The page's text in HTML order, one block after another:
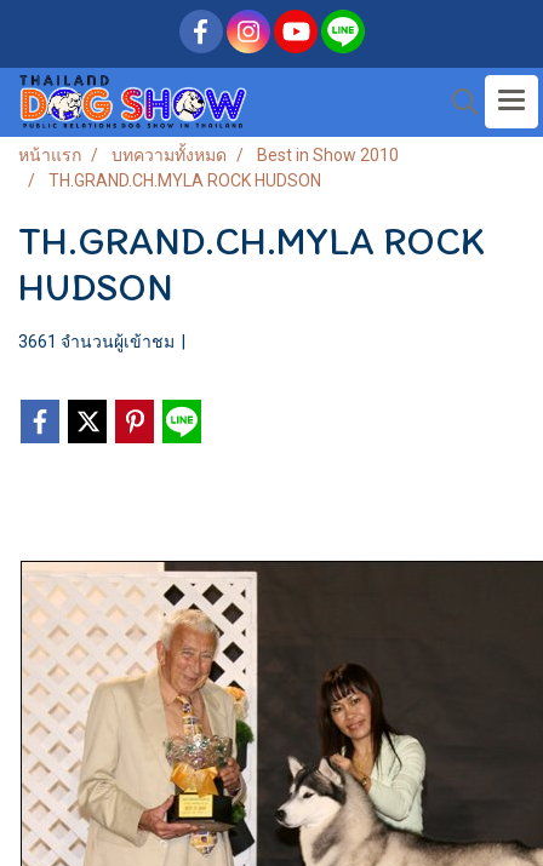
หน้าแรก บทความทั้งหมด
Best in Show 2010
TH.GRAND.CH.MYLA ROCK HUDSON
TH.GRAND.CH.MYLA ROCK
HUDSON
3661 จำนวนผู้เข้าชม